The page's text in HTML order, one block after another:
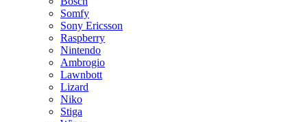
Somfy
Sony Ericsson
Raspberry
Nintendo
Ambrogio
Lawnbott
Lizard
Niko
Stiga